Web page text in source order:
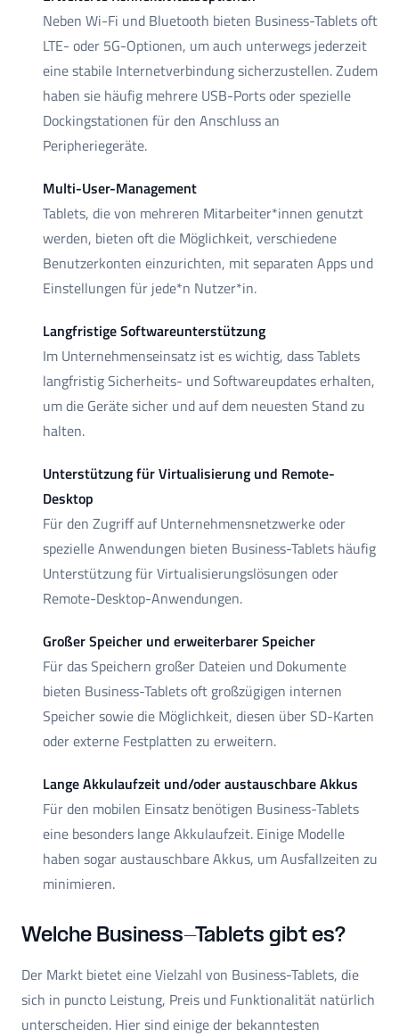
Neben Wi-Fi und Bluetooth bieten Business-Tablets oft
LTE- oder 5G-Optionen, um auch unterwegs jederzeit
eine stabile Internetverbindung sicherzustellen. Zudem
haben sie häufig mehrere USB-Ports oder spezielle
Dockingstationen für den Anschluss an
Peripheriegeräte.
Multi-User-Management
Tablets, die von mehreren Mitarbeiter*innen genutzt
werden, bieten oft die Möglichkeit, verschiedene
Benutzerkonten einzurichten, mit separaten Apps und
Einstellungen für jede*n Nutzer*in.
Langfristige Softwareunterstützung
Im Unternehmenseinsatz ist es wichtig, dass Tablets
langfristig Sicherheits- und Softwareupdates erhalten,
um die Geräte sicher und auf dem neuesten Stand zu
halten.
Unterstützung für Virtualisierung und Remote-
Desktop
Für den Zugriff auf Unternehmensnetzwerke oder
spezielle Anwendungen bieten Business-Tablets häufig
Unterstützung für Virtualisierungslösungen oder
Remote-Desktop-Anwendungen.
Großer Speicher und erweiterbarer Speicher
Für das Speichern großer Dateien und Dokumente
bieten Business-Tablets oft großzügigen internen
Speicher sowie die Möglichkeit, diesen über SD-Karten
oder externe Festplatten zu erweitern.
Lange Akkulaufzeit und/oder austauschbare Akkus
Für den mobilen Einsatz benötigen Business-Tablets
eine besonders lange Akkulaufzeit. Einige Modelle
haben sogar austauschbare Akkus, um Ausfallzeiten zu
minimieren.
Welche Business-Tablets gibt es?
Der Markt bietet eine Vielzahl von Business-Tablets, die
sich in puncto Leistung, Preis und Funktionalität natürlich
unterscheiden. Hier sind einige der bekanntesten